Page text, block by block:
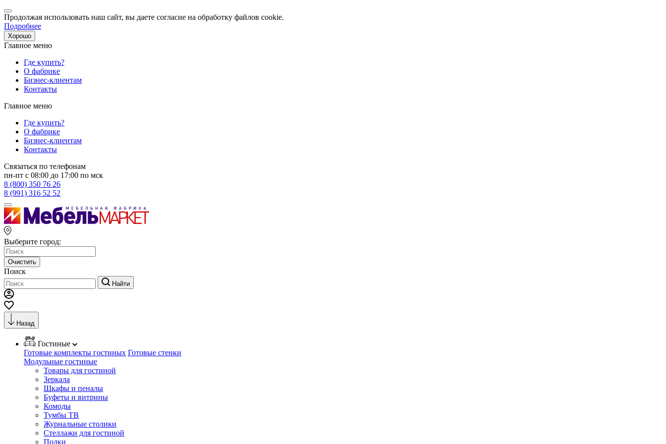
Продолжая использовать наш сайт, вы даете согласие на обработку файлов cookie.
Подробнее
Хорошо
Главное меню
Где купить?
О фабрике
Бизнес-клиентам
Контакты
Главное меню
Где купить?
О фабрике
Бизнес-клиентам
Контакты
Связаться по телефонам
пн-пт с 08:00 до 17:00 по мск
8 (800) 350 76 26
8 (991) 316 52 52
Выберите город:
Очистить
Поиск
Найти
Назад
Гостиные
Готовые комплекты гостиных Готовые стенки
Модульные гостиные
Товары для гостиной
Зеркала
Шкафы и пеналы
Буфеты и витрины
Комоды
Тумбы ТВ
Журнальные столики
Стеллажи для гостиной
Полки